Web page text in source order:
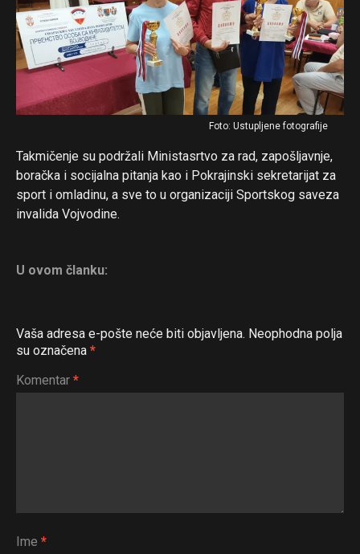
Foto: Ustupljene fotografije
Takmičenje su podržali Ministasrtvo za rad, zapošljavnje,
boračka i socijalna pitanja kao i Pokrajinski sekretarijat za
sport i omladinu, a sve to u organizaciji Sportskog saveza
invalida Vojvodine.
U ovom članku:
Vaša adresa e-pošte neće biti objavljena. Neophodna polja
su označena *
Komentar *
Ime *